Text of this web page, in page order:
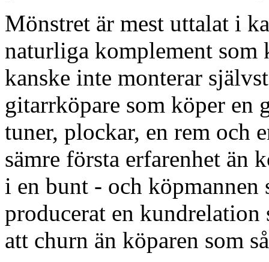
Mönstret är mest uttalat i
naturliga komplement som
kanske inte monterar
gitarrköpare som köper en
tuner, plockar, en rem och
sämre första erfarenhet än
i en bunt - och köpmannen
producerat en
att churn än köparen som